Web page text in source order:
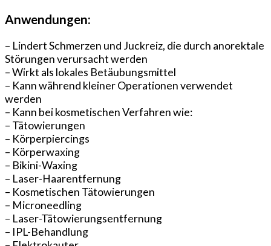
Anwendungen:
– Lindert Schmerzen und Juckreiz, die durch anorektale
Störungen verursacht werden
– Wirkt als lokales Betäubungsmittel
– Kann während kleiner Operationen verwendet
werden
– Kann bei kosmetischen Verfahren wie:
– Tätowierungen
– Körperpiercings
– Körperwaxing
– Bikini-Waxing
– Laser-Haarentfernung
– Kosmetischen Tätowierungen
– Microneedling
– Laser-Tätowierungsentfernung
– IPL-Behandlung